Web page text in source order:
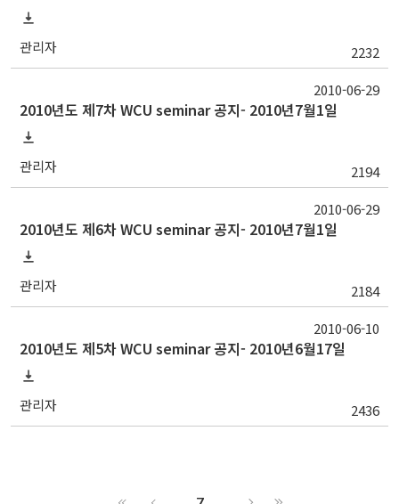
관리자 2232
2010년도 제7차 WCU seminar 공지- 2010년7월1일
관리자 2194
2010-06-29
2010년도 제6차 WCU seminar 공지- 2010년7월1일
관리자 2184
2010-06-29
2010년도 제5차 WCU seminar 공지- 2010년6월17일
관리자 2436
2010-06-10